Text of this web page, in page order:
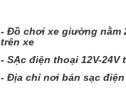
- Đồ chơi xe giường nằm
trên xe
- SẠc điện thoại 12V-24V
- Địa chỉ nơi bán sạc